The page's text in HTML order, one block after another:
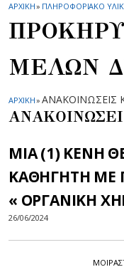
ΑΡΧΙΚΗ» ΠΛΗΡΟΦΟΡΙΑΚΟ
ΜΕΛΩΝ
ΑΡΧΙΚΗ» ΑΝΑΚΟΙΝΩΣΕΙΣ
ΜΙΑ (1) ΚΕΝΗ
ΚΑΘΗΓΗΤΗ ΜΕ
« ΟΡΓΑΝΙΚΗ
26/06/2024